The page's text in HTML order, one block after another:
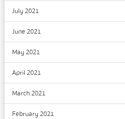
July 2021
June 2021
May 2021
April 2021
March 2021
February 2021